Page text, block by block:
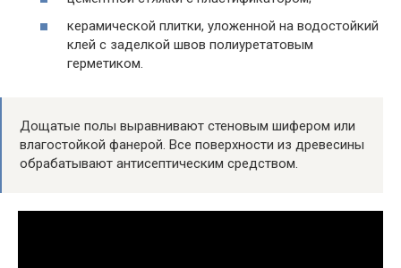
керамической плитки, уложенной на водостойкий
клей с заделкой швов полиуретатовым
герметиком.
Дощатые полы выравнивают стеновым шифером или
влагостойкой фанерой. Все поверхности из древесины
обрабатывают антисептическим средством.